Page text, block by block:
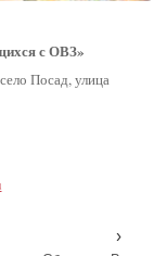
с ОВЗ»
Посад, улица
›